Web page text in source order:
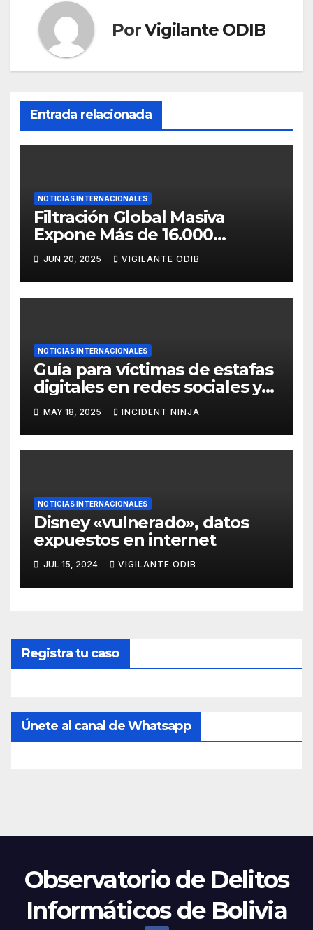
PorVigilante ODIB
Entrada relacionada
NOTICIAS INTERNACIONALES
Filtración Global Masiva
Expone Más de 16.000
Millones de Credenciales: Una
Amenaza Real para Bolivia y
el Mundo
JUN 20, 2025 VIGILANTE ODIB
NOTICIAS INTERNACIONALES
Guía para víctimas de estafas
digitales en redes sociales y
WhatsApp
MAY 18, 2025 INCIDENT NINJA
NOTICIAS INTERNACIONALES
Disney «vulnerado», datos
expuestos en internet
JUL 15, 2024 VIGILANTE ODIB
Registra tu caso
Únete al canal de Whatsapp
Observatorio de Delitos
Informáticos de Bolivia